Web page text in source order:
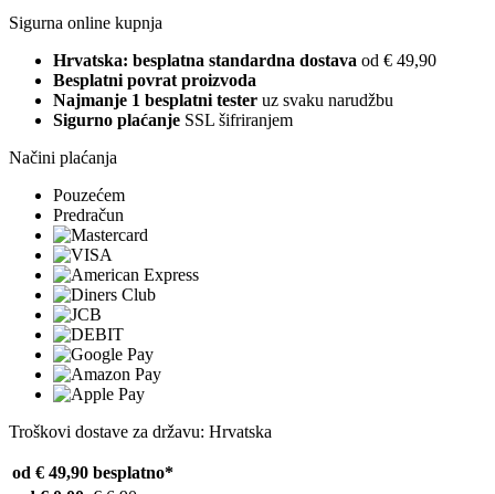
Sigurna online kupnja
Hrvatska: besplatna standardna dostava od € 49,90
Besplatni povrat proizvoda
Najmanje 1 besplatni tester uz svaku narudžbu
Sigurno plaćanje SSL šifriranjem
Načini plaćanja
Pouzećem
Predračun
Troškovi dostave za državu: Hrvatska
od € 49,90 besplatno*